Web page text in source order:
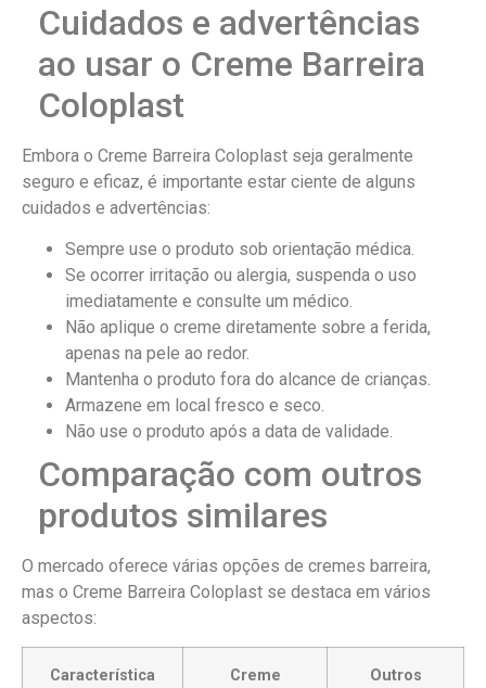
Cuidados e advertências
ao usar o Creme Barreira
Coloplast
Embora o Creme Barreira Coloplast seja geralmente
seguro e eficaz, é importante estar ciente de alguns
cuidados e advertências:
Sempre use o produto sob orientação médica.
Se ocorrer irritação ou alergia, suspenda o uso
imediatamente e consulte um médico.
Não aplique o creme diretamente sobre a ferida,
apenas na pele ao redor.
Mantenha o produto fora do alcance de crianças.
Armazene em local fresco e seco.
Não use o produto após a data de validade.
Comparação com outros
produtos similares
O mercado oferece várias opções de cremes barreira,
mas o Creme Barreira Coloplast se destaca em vários
aspectos:
Característica
Creme
Outros